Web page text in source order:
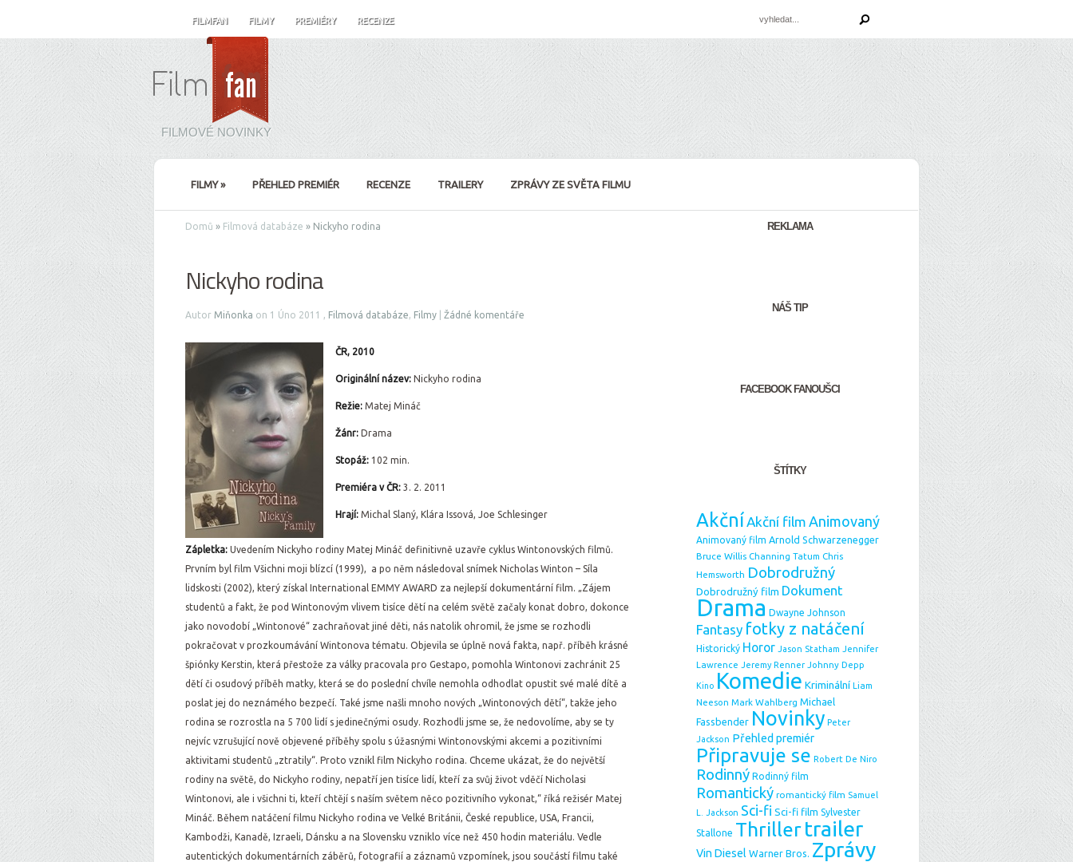
FILMFAN FILMY PREMIÉRY RECENZE
FILMOVÉ NOVINKY
FILMY» PŘEHLED PREMIÉR RECENZE TRAILERY ZPRÁVY ZE SVĚTA FILMU
Domů » Filmová databáze » Nickyho rodina
Nickyho rodina
Autor Miňonka on 1 Úno 2011 , Filmová databáze, Filmy Žádné komentáře
ČR, 2010
Originální název: Nickyho rodina
Režie: Matej Mináč
Žánr: Drama
Stopáž: 102 min.
Premiéra v ČR: 3. 2. 2011
Hrají: Michal Slaný, Klára Issová, Joe Schlesinger
Zápletka: Uvedením Nickyho rodiny Matej Mináč definitivně uzavře cyklus Wintonovských filmů.
Prvním byl film Všichni moji blízcí (1999), a po něm následoval snímek Nicholas Winton – Síla
lidskosti (2002), který získal International EMMY AWARD za nejlepší dokumentární film. „Zájem
studentů a fakt, že pod Wintonovým vlivem tisíce dětí na celém světě začaly konat dobro, dokonce
jako novodobí „Wintonové“ zachraňovat jiné děti, nás natolik ohromil, že jsme se rozhodli
pokračovat v prozkoumávání Wintonova tématu. Objevila se úplně nová fakta, např. příběh krásné
špiónky Kerstin, která přestože za války pracovala pro Gestapo, pomohla Wintonovi zachránit 25
dětí či osudový příběh matky, která se do poslední chvíle nemohla odhodlat opustit své malé dítě a
poslat jej do neznámého bezpečí. Také jsme našli mnoho nových „Wintonových dětí“, takže jeho
rodina se rozrostla na 5 700 lidí s jedinečnými osudy. Rozhodli jsme se, že nedovolíme, aby se ty
nejvíc vzrušující nově objevené příběhy spolu s úžasnými Wintonovskými akcemi a pozitivními
aktivitami studentů „ztratily“. Proto vznikl film Nickyho rodina. Chceme ukázat, že do největší
rodiny na světě, do Nickyho rodiny, nepatří jen tisíce lidí, kteří za svůj život vděčí Nicholasi
Wintonovi, ale i všichni ti, kteří chtějí s naším světem něco pozitivního vykonat,“ říká režisér Matej
Mináč. Během natáčení filmu Nickyho rodina ve Velké Británii, České republice, USA, Francii,
Kambodži, Kanadě, Izraeli, Dánsku a na Slovensku vzniklo více než 450 hodin materiálu. Vedle
autentických dokumentárních záběrů, fotografií a záznamů vzpomínek, jsou součástí filmu také
REKLAMA
NÁŠ TIP
FACEBOOK FANOUŠCI
ŠTÍTKY
AkčníAkční film Animovaný
Animovaný film Arnold Schwarzenegger
Bruce Willis Channing Tatum Chris
Hemsworth Dobrodružný
Dobrodružný film Dokument
Drama Dwayne Johnson
Fantasy fotky z natáčení
Historický Horor Jason Statham Jennifer
Lawrence Jeremy Renner Johnny Depp
Kino Komedie Kriminální Liam
Neeson Mark Wahlberg Michael
Fassbender Novinky Peter
Jackson Přehled premiér
Připravuje se Robert De Niro
Rodinný Rodinný film
Romantický romantický film Samuel
L. Jackson Sci-fi Sci-fi film Sylvester
Stallone Thrillertrailer
Vin Diesel Warner Bros. Zprávy